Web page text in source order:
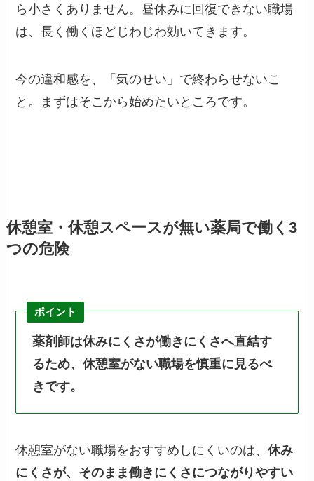
ら小さくありません。昼休みに回復できない職場
は、長く働くほどじわじわ効いてきます。
今の違和感を、「気のせい」で終わらせないこ
と。まずはそこから始めたいところです。
休憩室・休憩スペースが無い薬局で働く3
つの危険
ポイント
薬剤師は休みにくさが働きにくさへ直結す
るため、休憩室がない職場を慎重に見るべ
きです。
休憩室がない職場をおすすめしにくいのは、休み
にくさが、そのまま働きにくさにつながりやすい